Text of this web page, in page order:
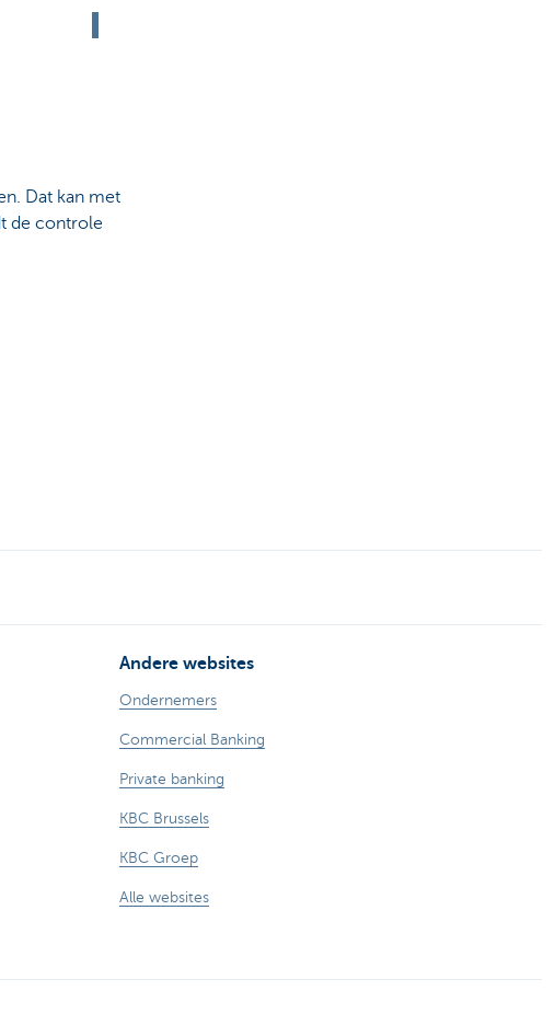
Dat kan met
de controle
Andere websites
Ondernemers
Commercial Banking
Private banking
KBC Brussels
KBC Groep
Alle websites